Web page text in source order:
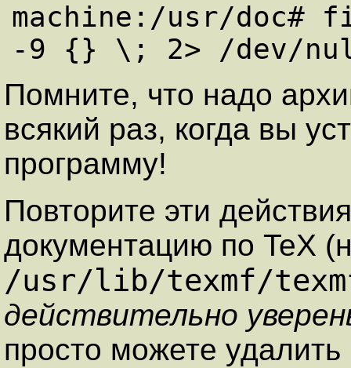
machine:/usr/
-9 {} \; 2> /dev/
Помните, что надо
всякий раз, когда вы
программу!
Повторите эти
документацию по TeX
/usr/lib/texmf/
действительно
просто можете удалить